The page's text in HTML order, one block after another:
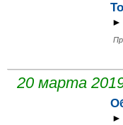
►
20 марта
►